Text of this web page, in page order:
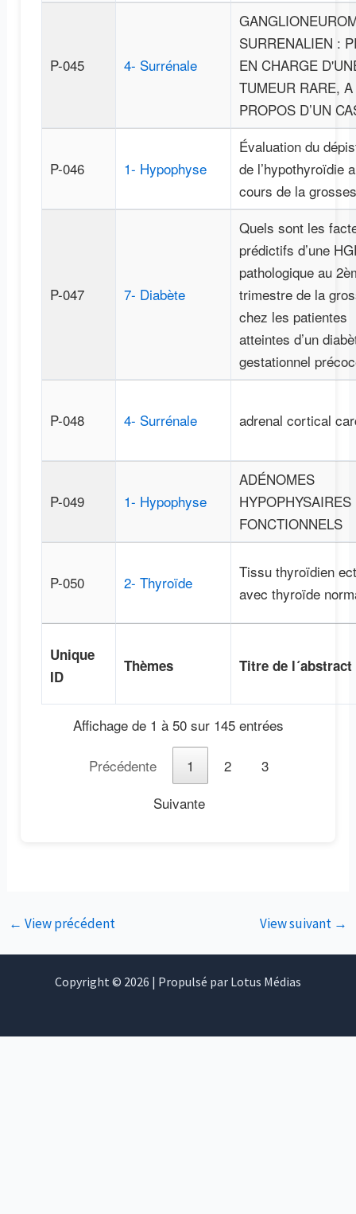
P-045 4- Surrénale
SURRENALIEN :
EN CHARGE
TUMEUR RARE, A
PROPOS D’UN
P-046 1- Hypophyse
Évaluation du
de l’hypothyroïdie
cours de la
P-047 7- Diabète
Quels sont les
prédictifs d’une
pathologique au
trimestre de la
chez les patientes
atteintes d’un
gestationnel
P-048 4- Surrénale adrenal cortical
P-049 1- Hypophyse
ADÉNOMES
HYPOPHYSAIRES
FONCTIONNELS
P-050 2- Thyroïde
Tissu thyroïdien
avec thyroïde
Unique
ID
Thèmes Titre de l´abstract
Affichage de 1 à 50 sur 145 entrées
Précédente 1 2
3
Suivante
← View précédent View suivant →
Copyright © 2026 | Propulsé par Lotus Médias